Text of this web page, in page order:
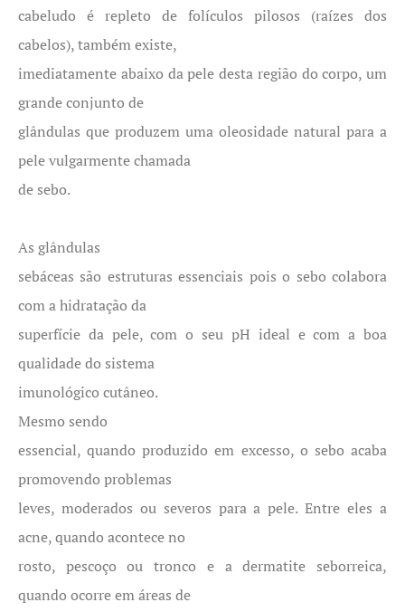
cabeludo é repleto de folículos pilosos (raízes dos
cabelos), também existe,
imediatamente abaixo da pele desta região do corpo, um
grande conjunto de
glândulas que produzem uma oleosidade natural para a
pele vulgarmente chamada
de sebo.
As glândulas
sebáceas são estruturas essenciais pois o sebo colabora
com a hidratação da
superfície da pele, com o seu pH ideal e com a boa
qualidade do sistema
imunológico cutâneo.
Mesmo sendo
essencial, quando produzido em excesso, o sebo acaba
promovendo problemas
leves, moderados ou severos para a pele. Entre eles a
acne, quando acontece no
rosto, pescoço ou tronco e a dermatite seborreica,
quando ocorre em áreas de